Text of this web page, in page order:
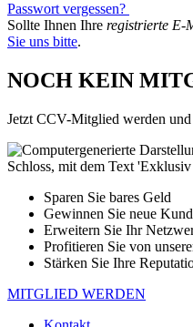
Passwort vergessen?
Sollte Ihnen Ihre registrierte E-
Sie uns bitte.
NOCH KEIN
Jetzt CCV-Mitglied werden
Sparen Sie bares Geld
Gewinnen Sie neue
Erweitern Sie Ihr
Profitieren Sie von
Stärken Sie Ihre
MITGLIED WERDEN